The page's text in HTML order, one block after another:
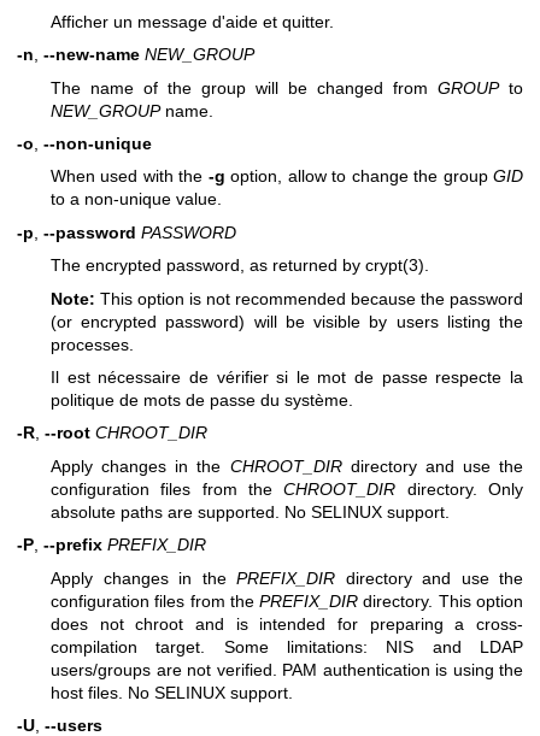
Afficher un message d'aide et quitter.
-n, --new-name NEW_GROUP
The name of the group will be changed from GROUPto
NEW_GROUPname.
-o --non-unique
When used with the -g option, allow to change the groupGID
to a non-unique value.
-p --password PASSWORD
The encrypted password, as returned by crypt(3).
Note: This option is not recommended because the password
(or encrypted password) will be visible by users listing the
processes.
Il est nécessaire de vérifier si le mot de passe respecte la
politique de mots de passe du système.
-R, --root CHROOT_DIR
Apply changes in the CHROOT_DIRdirectory and use the
configuration files from theCHROOT_DIR directory. Only
absolute paths are supported. No SELINUX support.
-P, --prefix PREFIX_DIR
Apply changes in the PREFIX_DIR directory and use the
configuration files from thePREFIX_DIR directory. This option
does not chroot and is intended for preparing a cross-
compilation target. Some limitations: NIS and LDAP
users/groups are not verified. PAM authentication is using the
host files. No SELINUX support.
-U --users